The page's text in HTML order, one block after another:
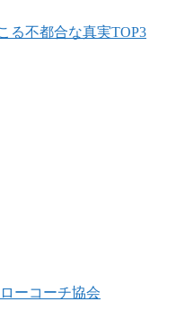
る不都合な真実TOP3